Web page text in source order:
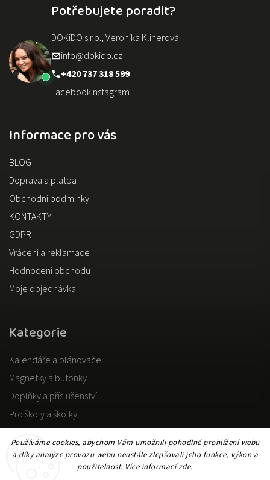
Používáme cookies, abychom Vám umožnili pohodlné prohlížení webu
a díky analýze provozu webu neustále zlepšovali jeho funkce, výkon a
použitelnost. Více informacízde.
Kategorie
Kalendáře a plánovače
Magnetky a butonky
Doplňky a příslušenství
Pro školy a školky
Informace pro vás
BLOG
Doprava a platba
Obchodní podmínky
KONTAKTY
GDPR
Vrácení a reklamace
Hodnocení obchodu
Moje objednávka
Potřebujete poradit?
DOKiDO s.r.o., Veronika Klinerová
info@dokido.cz
+420 737 318 599
FacebookInstagram
Copyright 2026DOKiDO. Všechna práva vyhrazena.